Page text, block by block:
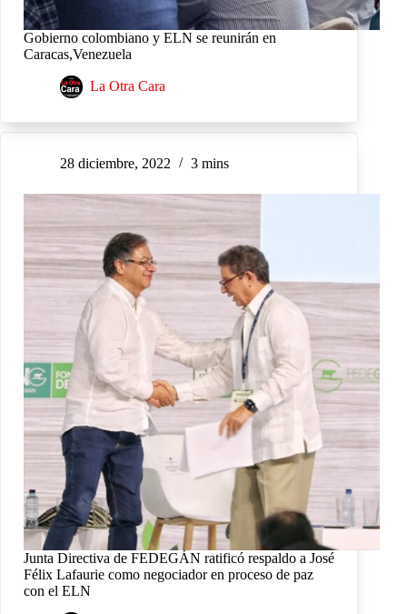
Gobierno colombiano y ELN se reunirán en
Caracas,Venezuela
La Otra Cara
28 diciembre, 2022 3 mins
Junta Directiva de FEDEGÁN ratificó respaldo a José
Félix Lafaurie como negociador en proceso de paz
con el ELN